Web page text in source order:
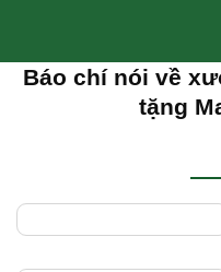
Báo chí nói về
tặng